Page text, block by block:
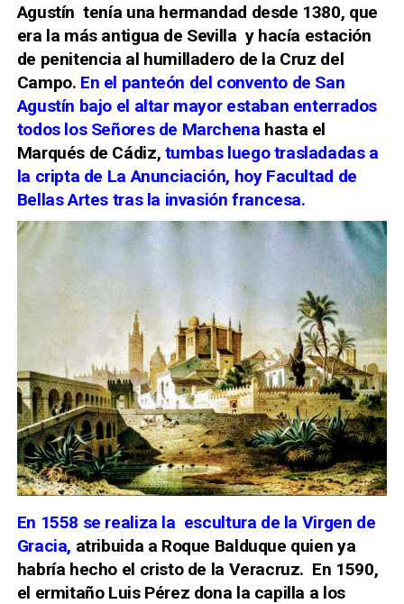
Agustín tenía una hermandad desde 1380, que
era la más antigua de Sevilla y hacía estación
de penitencia al humilladero de la Cruz del
Campo. En el panteón del convento de San
Agustín bajo el altar mayor estaban enterrados
todos los Señores de Marchena hasta el
Marqués de Cádiz, tumbas luego trasladadas a
la cripta de La Anunciación, hoy Facultad de
Bellas Artes tras la invasión francesa.
En 1558 se realiza la escultura de la Virgen de
Gracia, atribuida a Roque Balduque quien ya
habría hecho el cristo de la Veracruz. En 1590,
el ermitaño Luis Pérez dona la capilla a los